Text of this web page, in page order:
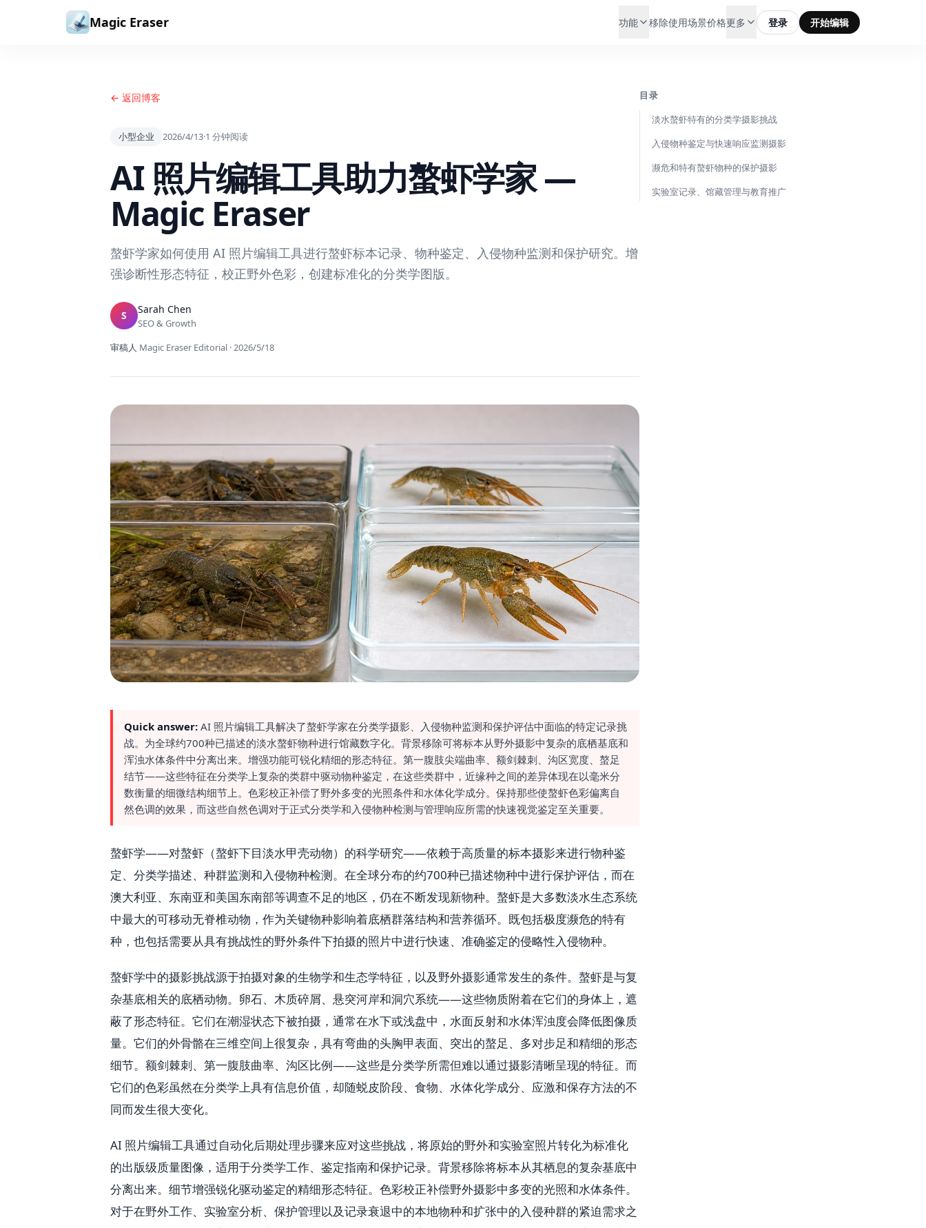
Magic Eraser 功能 移除使用场景价格更多 登录 开始编辑
← 返回博客
小型企业 2026/4/13·1 分钟阅读
AI 照片编辑工具助力螯虾学家 —
Magic Eraser
螯虾学家如何使用 AI 照片编辑工具进行螯虾标本记录、物种鉴定、入侵物种监测和保护研究。增
强诊断性形态特征，校正野外色彩，创建标准化的分类学图版。
S Sarah Chen
SEO & Growth
审稿人 Magic Eraser Editorial ·2026/5/18
Quick answer: AI 照片编辑工具解决了螯虾学家在分类学摄影、入侵物种监测和保护评估中面临的特定记录挑
战。为全球约700种已描述的淡水螯虾物种进行馆藏数字化。背景移除可将标本从野外摄影中复杂的底栖基底和
浑浊水体条件中分离出来。增强功能可锐化精细的形态特征。第一腹肢尖端曲率、额剑棘刺、沟区宽度、螯足
结节——这些特征在分类学上复杂的类群中驱动物种鉴定，在这些类群中，近缘种之间的差异体现在以毫米分
数衡量的细微结构细节上。色彩校正补偿了野外多变的光照条件和水体化学成分。保持那些使螯虾色彩偏离自
然色调的效果，而这些自然色调对于正式分类学和入侵物种检测与管理响应所需的快速视觉鉴定至关重要。
螯虾学——对螯虾（螯虾下目淡水甲壳动物）的科学研究——依赖于高质量的标本摄影来进行物种鉴
定、分类学描述、种群监测和入侵物种检测。在全球分布的约700种已描述物种中进行保护评估，而在
澳大利亚、东南亚和美国东南部等调查不足的地区，仍在不断发现新物种。螯虾是大多数淡水生态系统
中最大的可移动无脊椎动物，作为关键物种影响着底栖群落结构和营养循环。既包括极度濒危的特有
种，也包括需要从具有挑战性的野外条件下拍摄的照片中进行快速、准确鉴定的侵略性入侵物种。
螯虾学中的摄影挑战源于拍摄对象的生物学和生态学特征，以及野外摄影通常发生的条件。螯虾是与复
杂基底相关的底栖动物。卵石、木质碎屑、悬突河岸和洞穴系统——这些物质附着在它们的身体上，遮
蔽了形态特征。它们在潮湿状态下被拍摄，通常在水下或浅盘中，水面反射和水体浑浊度会降低图像质
量。它们的外骨骼在三维空间上很复杂，具有弯曲的头胸甲表面、突出的螯足、多对步足和精细的形态
细节。额剑棘刺、第一腹肢曲率、沟区比例——这些是分类学所需但难以通过摄影清晰呈现的特征。而
它们的色彩虽然在分类学上具有信息价值，却随蜕皮阶段、食物、水体化学成分、应激和保存方法的不
同而发生很大变化。
AI 照片编辑工具通过自动化后期处理步骤来应对这些挑战，将原始的野外和实验室照片转化为标准化
的出版级质量图像，适用于分类学工作、鉴定指南和保护记录。背景移除将标本从其栖息的复杂基底中
分离出来。细节增强锐化驱动鉴定的精细形态特征。色彩校正补偿野外摄影中多变的光照和水体条件。
对于在野外工作、实验室分析、保护管理以及记录衰退中的本地物种和扩张中的入侵种群的紧迫需求之
目录
淡水螯虾特有的分类学摄影挑战
入侵物种鉴定与快速响应监测摄影
濒危和特有螯虾物种的保护摄影
实验室记录、馆藏管理与教育推广